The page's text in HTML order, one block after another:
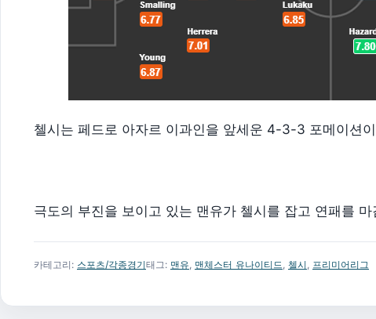
첼시는 페드로 아자르 이과인을 앞세운 4-3-3 포메이션
극도의 부진을 보이고 있는 맨유가 첼시를 잡고 연패를
카테고리: 스포츠/각종경기태그: 맨유, 맨체스터 유나이티드, 첼시, 프리미어리그